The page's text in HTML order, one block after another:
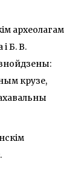
археолагам
Б. В.
крузе,